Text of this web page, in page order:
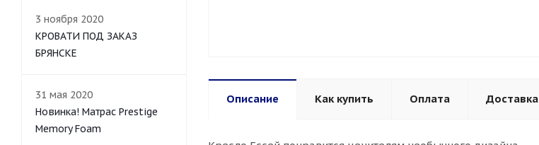
Описание Как купить Оплата Доставка
3 ноября 2020
КРОВАТИ ПОД ЗАКАЗ
БРЯНСКЕ
31 мая 2020
Новинка! Матрас Prestige
Memory Foam